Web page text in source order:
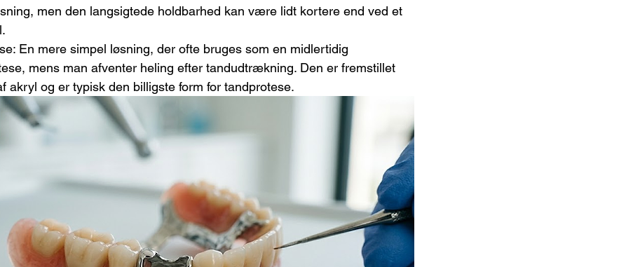
men den langsigtede holdbarhed kan være lidt kortere end ved et
En mere simpel løsning, der ofte bruges som en midlertidig
mens man afventer heling efter tandudtrækning. Den er fremstillet
akryl og er typisk den billigste form for tandprotese.